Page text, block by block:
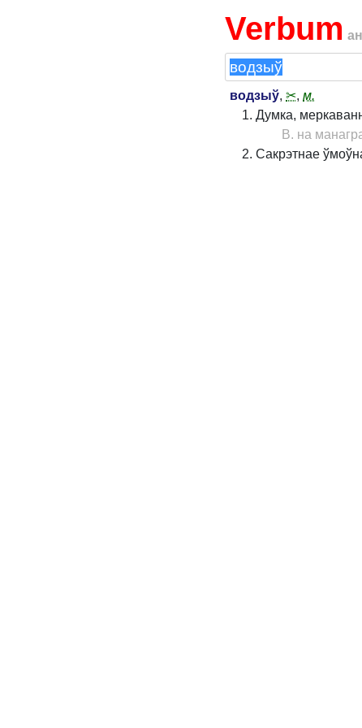
Verbum
водзыў, ✂, м.
Думка,
В. на
Сакрэтнае